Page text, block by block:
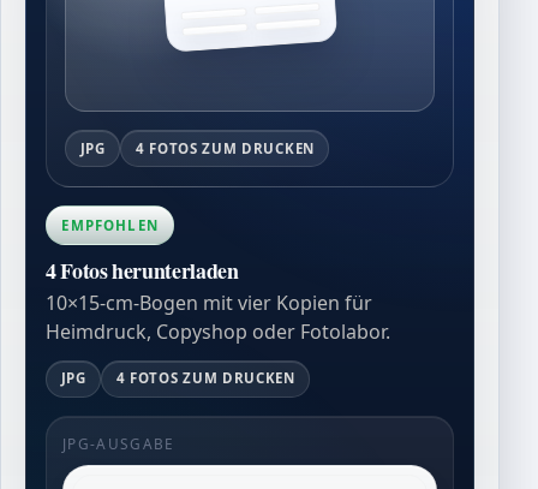
JPG 4 FOTOS ZUM DRUCKEN
EMPFOHLEN
4 Fotos herunterladen
10×15-cm-Bogen mit vier Kopien für
Heimdruck, Copyshop oder Fotolabor.
JPG 4 FOTOS ZUM DRUCKEN
JPG-AUSGABE